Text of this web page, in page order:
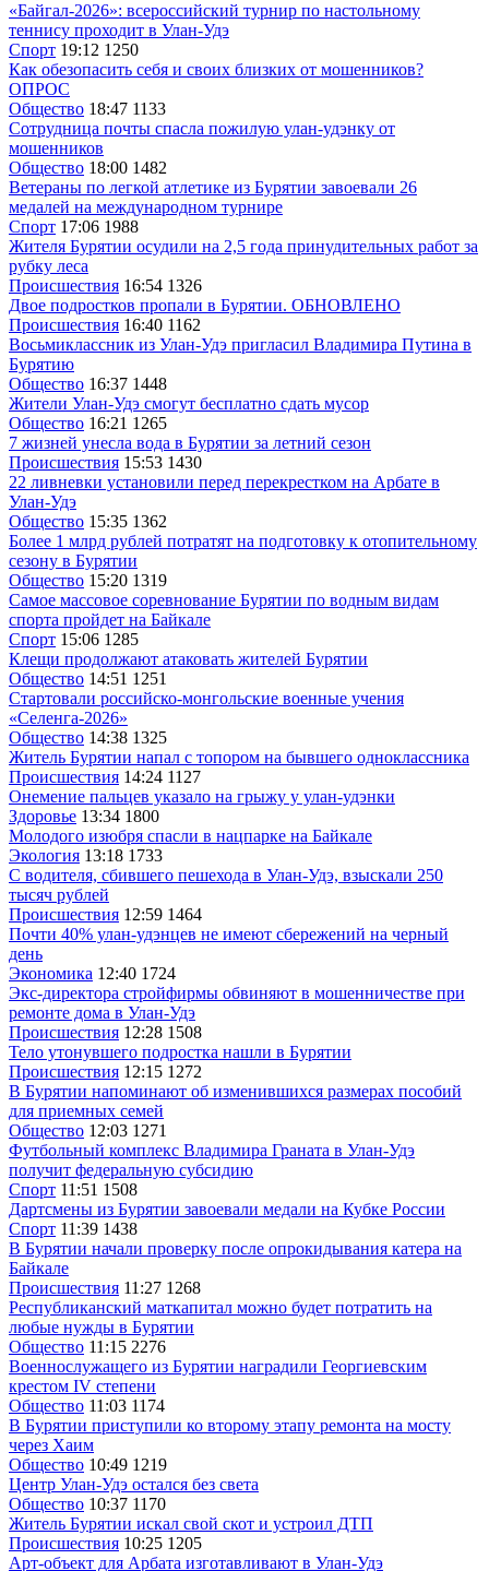
«Байгал-2026»: всероссийский турнир по настольному
теннису проходит в Улан-Удэ
Спорт 19:12 1250
Как обезопасить себя и своих близких от мошенников?
ОПРОС
Общество 18:47 1133
Сотрудница почты спасла пожилую улан-удэнку от
мошенников
Общество 18:00 1482
Ветераны по легкой атлетике из Бурятии завоевали 26
медалей на международном турнире
Спорт 17:06 1988
Жителя Бурятии осудили на 2,5 года принудительных работ за
рубку леса
Происшествия 16:54 1326
Двое подростков пропали в Бурятии. ОБНОВЛЕНО
Происшествия 16:40 1162
Восьмиклассник из Улан-Удэ пригласил Владимира Путина в
Бурятию
Общество 16:37 1448
Жители Улан-Удэ смогут бесплатно сдать мусор
Общество 16:21 1265
7 жизней унесла вода в Бурятии за летний сезон
Происшествия 15:53 1430
22 ливневки установили перед перекрестком на Арбате в
Улан-Удэ
Общество 15:35 1362
Более 1 млрд рублей потратят на подготовку к отопительному
сезону в Бурятии
Общество 15:20 1319
Самое массовое соревнование Бурятии по водным видам
спорта пройдет на Байкале
Спорт 15:06 1285
Клещи продолжают атаковать жителей Бурятии
Общество 14:51 1251
Cтартовали российско-монгольские военные учения
«Селенга-2026»
Общество 14:38 1325
Житель Бурятии напал с топором на бывшего одноклассника
Происшествия 14:24 1127
Онемение пальцев указало на грыжу у улан-удэнки
Здоровье 13:34 1800
Молодого изюбря спасли в нацпарке на Байкале
Экология 13:18 1733
С водителя, сбившего пешехода в Улан-Удэ, взыскали 250
тысяч рублей
Происшествия 12:59 1464
Почти 40% улан-удэнцев не имеют сбережений на черный
день
Экономика 12:40 1724
Экс-директора стройфирмы обвиняют в мошенничестве при
ремонте дома в Улан-Удэ
Происшествия 12:28 1508
Тело утонувшего подростка нашли в Бурятии
Происшествия 12:15 1272
В Бурятии напоминают об изменившихся размерах пособий
для приемных семей
Общество 12:03 1271
Футбольный комплекс Владимира Граната в Улан-Удэ
получит федеральную субсидию
Спорт 11:51 1508
Дартсмены из Бурятии завоевали медали на Кубке России
Спорт 11:39 1438
В Бурятии начали проверку после опрокидывания катера на
Байкале
Происшествия 11:27 1268
Республиканский маткапитал можно будет потратить на
любые нужды в Бурятии
Общество 11:15 2276
Военнослужащего из Бурятии наградили Георгиевским
крестом IV степени
Общество 11:03 1174
В Бурятии приступили ко второму этапу ремонта на мосту
через Хаим
Общество 10:49 1219
Центр Улан-Удэ остался без света
Общество 10:37 1170
Житель Бурятии искал свой скот и устроил ДТП
Происшествия 10:25 1205
Арт-объект для Арбата изготавливают в Улан-Удэ